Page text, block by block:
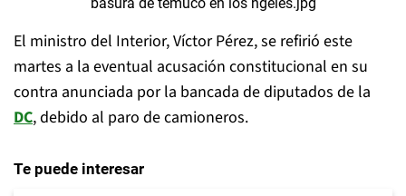
El ministro del Interior, Víctor Pérez, se refirió este
martes a la eventual acusación constitucional en su
contra anunciada por la bancada de diputados de la
DC, debido al paro de camioneros.
Te puede interesar